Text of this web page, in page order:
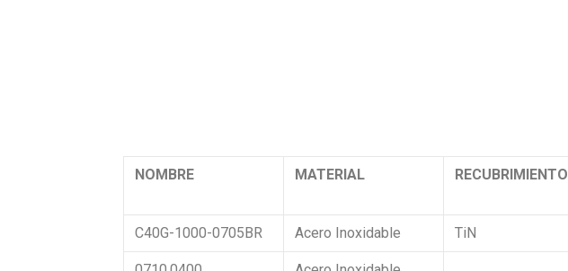
NOMBRE MATERIAL RECUBRIMIENTO
C40G-1000-0705BR Acero Inoxidable TiN